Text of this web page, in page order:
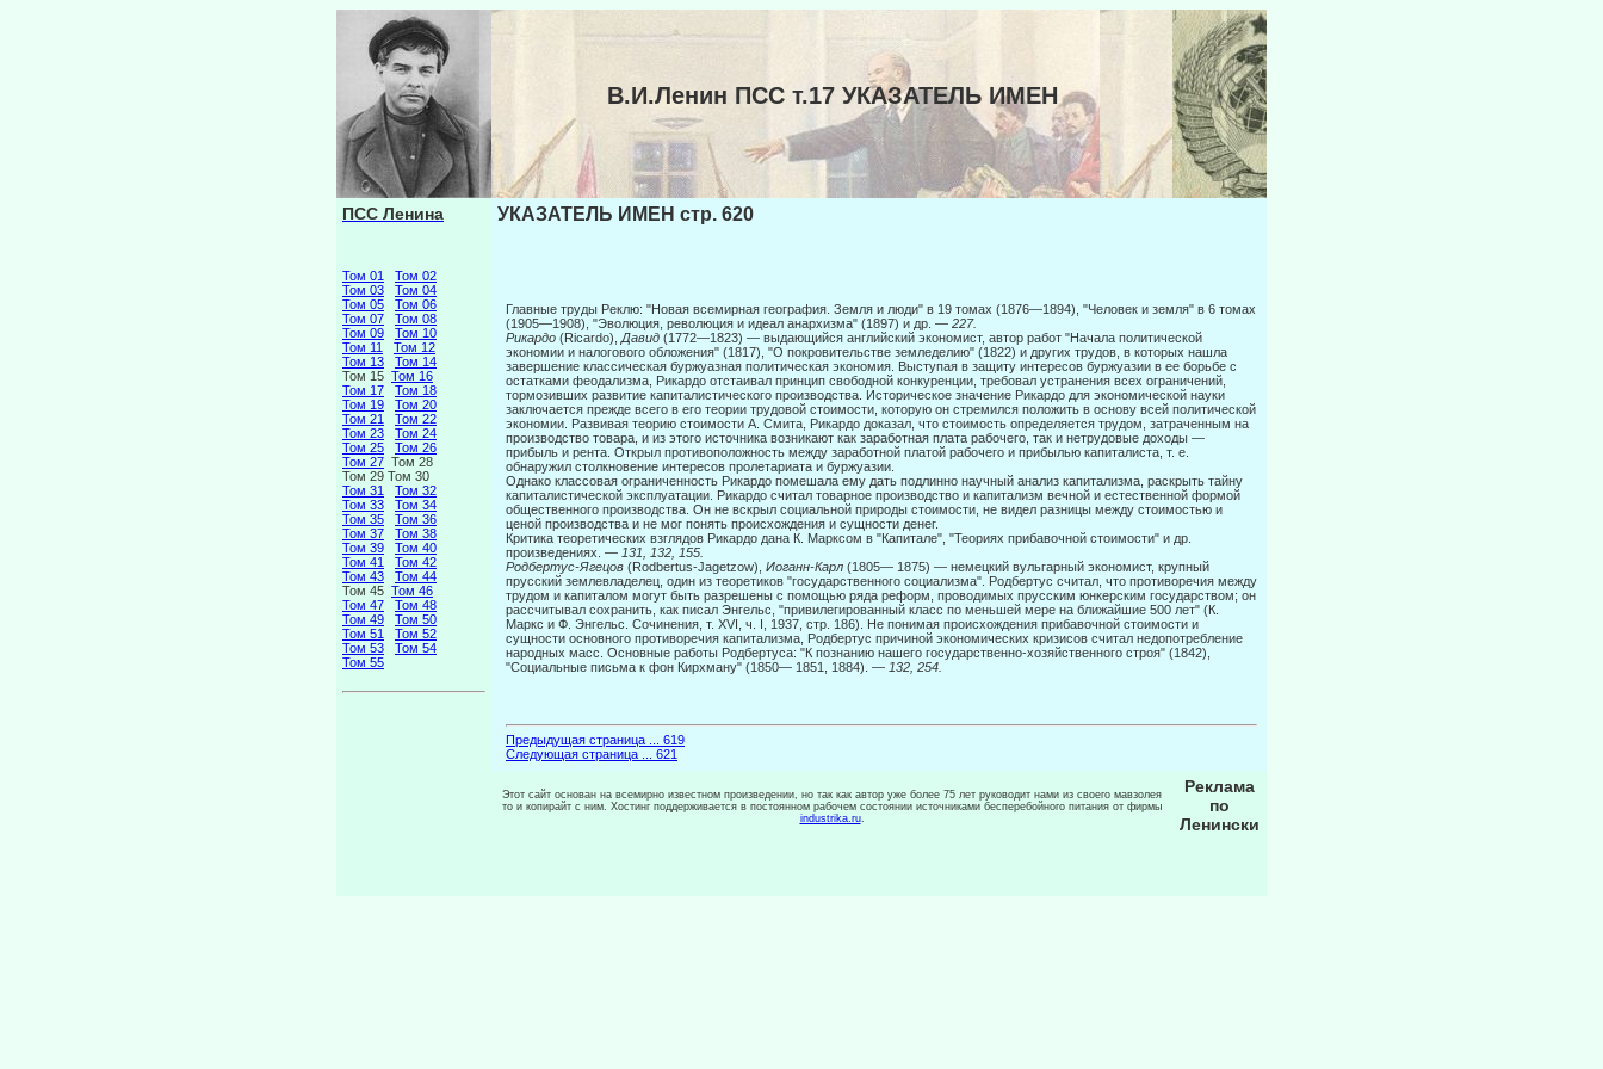
В.И.Ленин ПСС т.17 УКАЗАТЕЛЬ ИМЕН
ПСС Ленина
Том 01
Том 02
Том 03
Том 04
Том 05
Том 06
Том 07
Том 08
Том 09
Том 10
Том 11
Том 12
Том 13
Том 14
Том 15 Том 16
Том 17
Том 18
Том 19
Том 20
Том 21
Том 22
Том 23
Том 24
Том 25
Том 26
Том 27 Том 28
Том 29 Том 30
Том 31
Том 32
Том 33
Том 34
Том 35
Том 36
Том 37
Том 38
Том 39
Том 40
Том 41
Том 42
Том 43
Том 44
Том 45 Том 46
Том 47
Том 48
Том 49
Том 50
Том 51
Том 52
Том 53
Том 54
Том 55
УКАЗАТЕЛЬ ИМЕН стр. 620
Главные труды Реклю: "Новая всемирная география. Земля и люди" в 19 томах (1876—1894), "Чело­век и земля" в 6 томах
(1905—1908), "Эволюция, революция и идеал анархизма" (1897) и др. — 227.
Рикардо (Ricardo), Давид (1772—1823) — выдающийся английский экономист, автор работ "Начала политической
экономии и налогового обложения" (1817), "О покровительстве земледелию" (1822) и других трудов, в которых нашла
завершение классическая буржуазная политическая экономия. Выступая в защиту интересов буржуазии в ее борьбе с
остатками феодализма, Рикардо отстаивал принцип свобод­ной конкуренции, требовал устранения всех ограничений,
тормозивших развитие капиталистического производства. Историческое значение Рикардо для экономической науки
заключается прежде всего в его теории трудовой стоимости, которую он стремился положить в основу всей политической
экономии. Развивая теорию стоимости А. Смита, Рикардо доказал, что стоимость определяется трудом, затрачен­ным на
производство товара, и из этого источника возникают как заработная плата рабочего, так и не­трудовые доходы —
прибыль и рента. Открыл противоположность между заработной платой рабочего и прибылью капиталиста, т. е.
обнаружил столкновение интересов пролетариата и буржуазии.
Однако классовая ограниченность Рикардо помешала ему дать подлинно научный анализ капитализ­ма, раскрыть тайну
капиталистической эксплуатации. Рикардо считал товарное производство и капита­лизм вечной и естественной формой
общественного производства. Он не вскрыл социальной природы стоимости, не видел разницы между стоимостью и
ценой производства и не мог понять происхождения и сущности денег.
Критика теоретических взглядов Рикардо дана К. Марксом в "Капитале", "Теориях прибавочной стоимости" и др.
произведениях. — 131, 132, 155.
Родбертус-Ягецов (Rodbertus-Jagetzow), Иоганн-Карл (1805— 1875) — немецкий вульгарный эконо­мист, крупный
прусский землевладелец, один из теоретиков "государственного социализма". Родбертус считал, что противоречия между
трудом и капиталом могут быть разрешены с помощью ряда реформ, проводимых прусским юнкерским государством; он
рассчитывал сохранить, как писал Энгельс, "приви­легированный класс по меньшей мере на ближайшие 500 лет" (К.
Маркс и Ф. Энгельс. Сочинения, т. XVI, ч. I, 1937, стр. 186). Не понимая происхождения прибавочной стоимости и
сущности основного противоречия капитализма, Родбертус причиной экономических кризисов считал недопотребление
на­родных масс. Основные работы Родбертуса: "К познанию нашего государственно-хозяйственного строя" (1842),
"Социальные письма к фон Кирхману" (1850— 1851, 1884). — 132, 254.
Предыдущая страница ... 619
Следующая страница ... 621
Этот сайт основан на всемирно известном произведении, но так как автор уже более 75 лет руководит нами из своего мавзолея
то и копирайт с ним. Хостинг поддерживается в постоянном рабочем состоянии источниками бесперебойного питания от фирмы
industrika.ru.
Реклама
по
Ленински